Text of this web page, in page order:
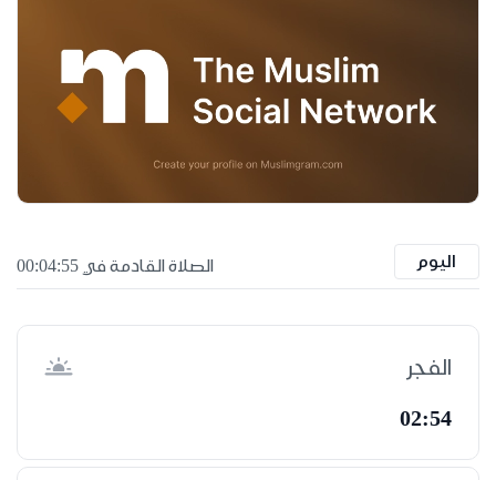
اليوم الصلاة القادمة في 00:04:55
الفجر
02:54